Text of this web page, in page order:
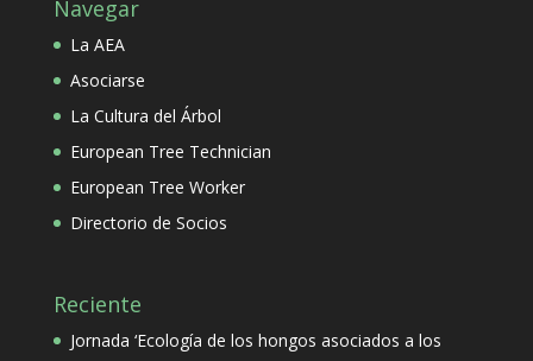
Navegar
La AEA
Asociarse
La Cultura del Árbol
European Tree Technician
European Tree Worker
Directorio de Socios
Reciente
Jornada ‘Ecología de los hongos asociados a los